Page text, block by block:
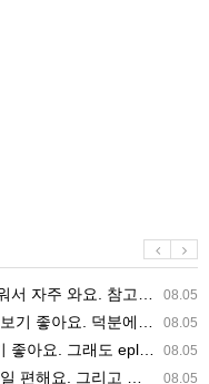
08.05
정보 확인할 때 출처 꼭 체크해요.…
08.05
공식 중계 채널 먼저 찾아봐요. …
08.05
중계 채널 먼저 찾아봐요. 북마크…
08.05
확인할 때 출처 꼭 체크해요. 앞…